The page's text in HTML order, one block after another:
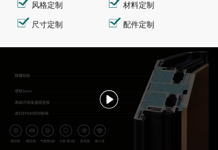
风格定制 材料定制
尺寸定制 配件定制